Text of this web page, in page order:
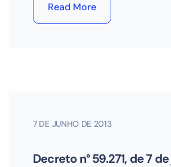
Read More
7 DE JUNHO DE 2013
Decreto n° 59.271, de 7